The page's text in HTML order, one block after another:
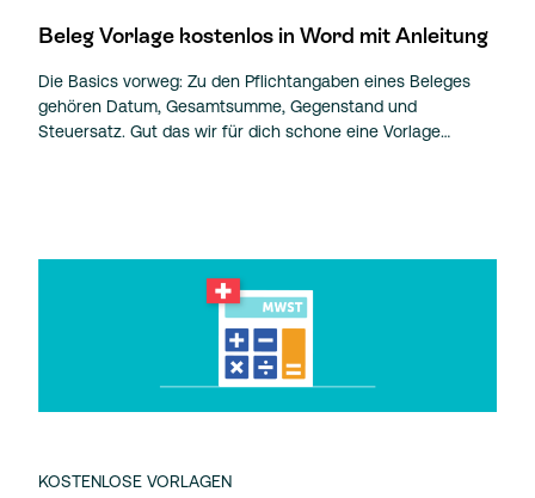
Beleg Vorlage kostenlos in Word mit Anleitung
Die Basics vorweg: Zu den Pflichtangaben eines Beleges
gehören Datum, Gesamtsumme, Gegenstand und
Steuersatz. Gut das wir für dich schone eine Vorlage…
KOSTENLOSE VORLAGEN